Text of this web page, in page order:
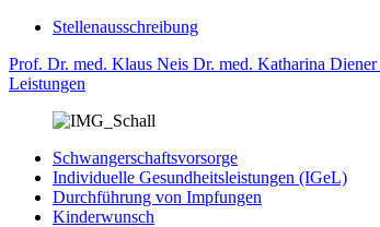
Stellenausschreibung
Prof. Dr. med. Klaus Neis Dr. med. Katharina Diener
Leistungen
Schwangerschaftsvorsorge
Individuelle Gesundheitsleistungen (IGeL)
Durchführung von Impfungen
Kinderwunsch